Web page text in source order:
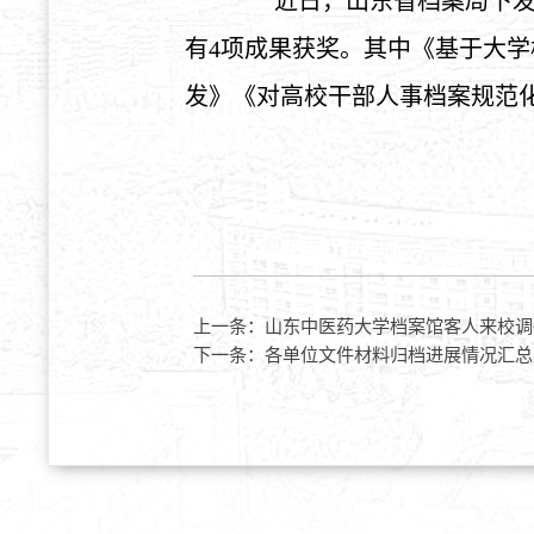
有4项成果获奖。其中《基于大
发》《对高校干部人事档案规范
上一条： 山东中医药大学档案馆客人来校
下一条： 各单位文件材料归档进展情况汇